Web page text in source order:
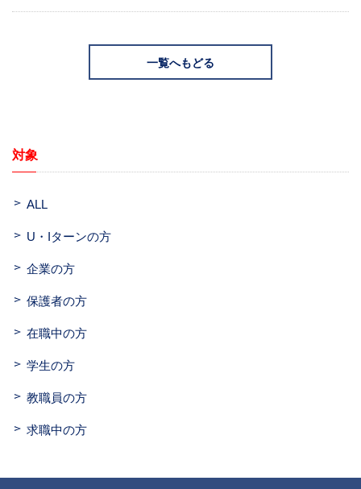
一覧へもどる
対象
ALL
U・Iターンの方
企業の方
保護者の方
在職中の方
学生の方
教職員の方
求職中の方